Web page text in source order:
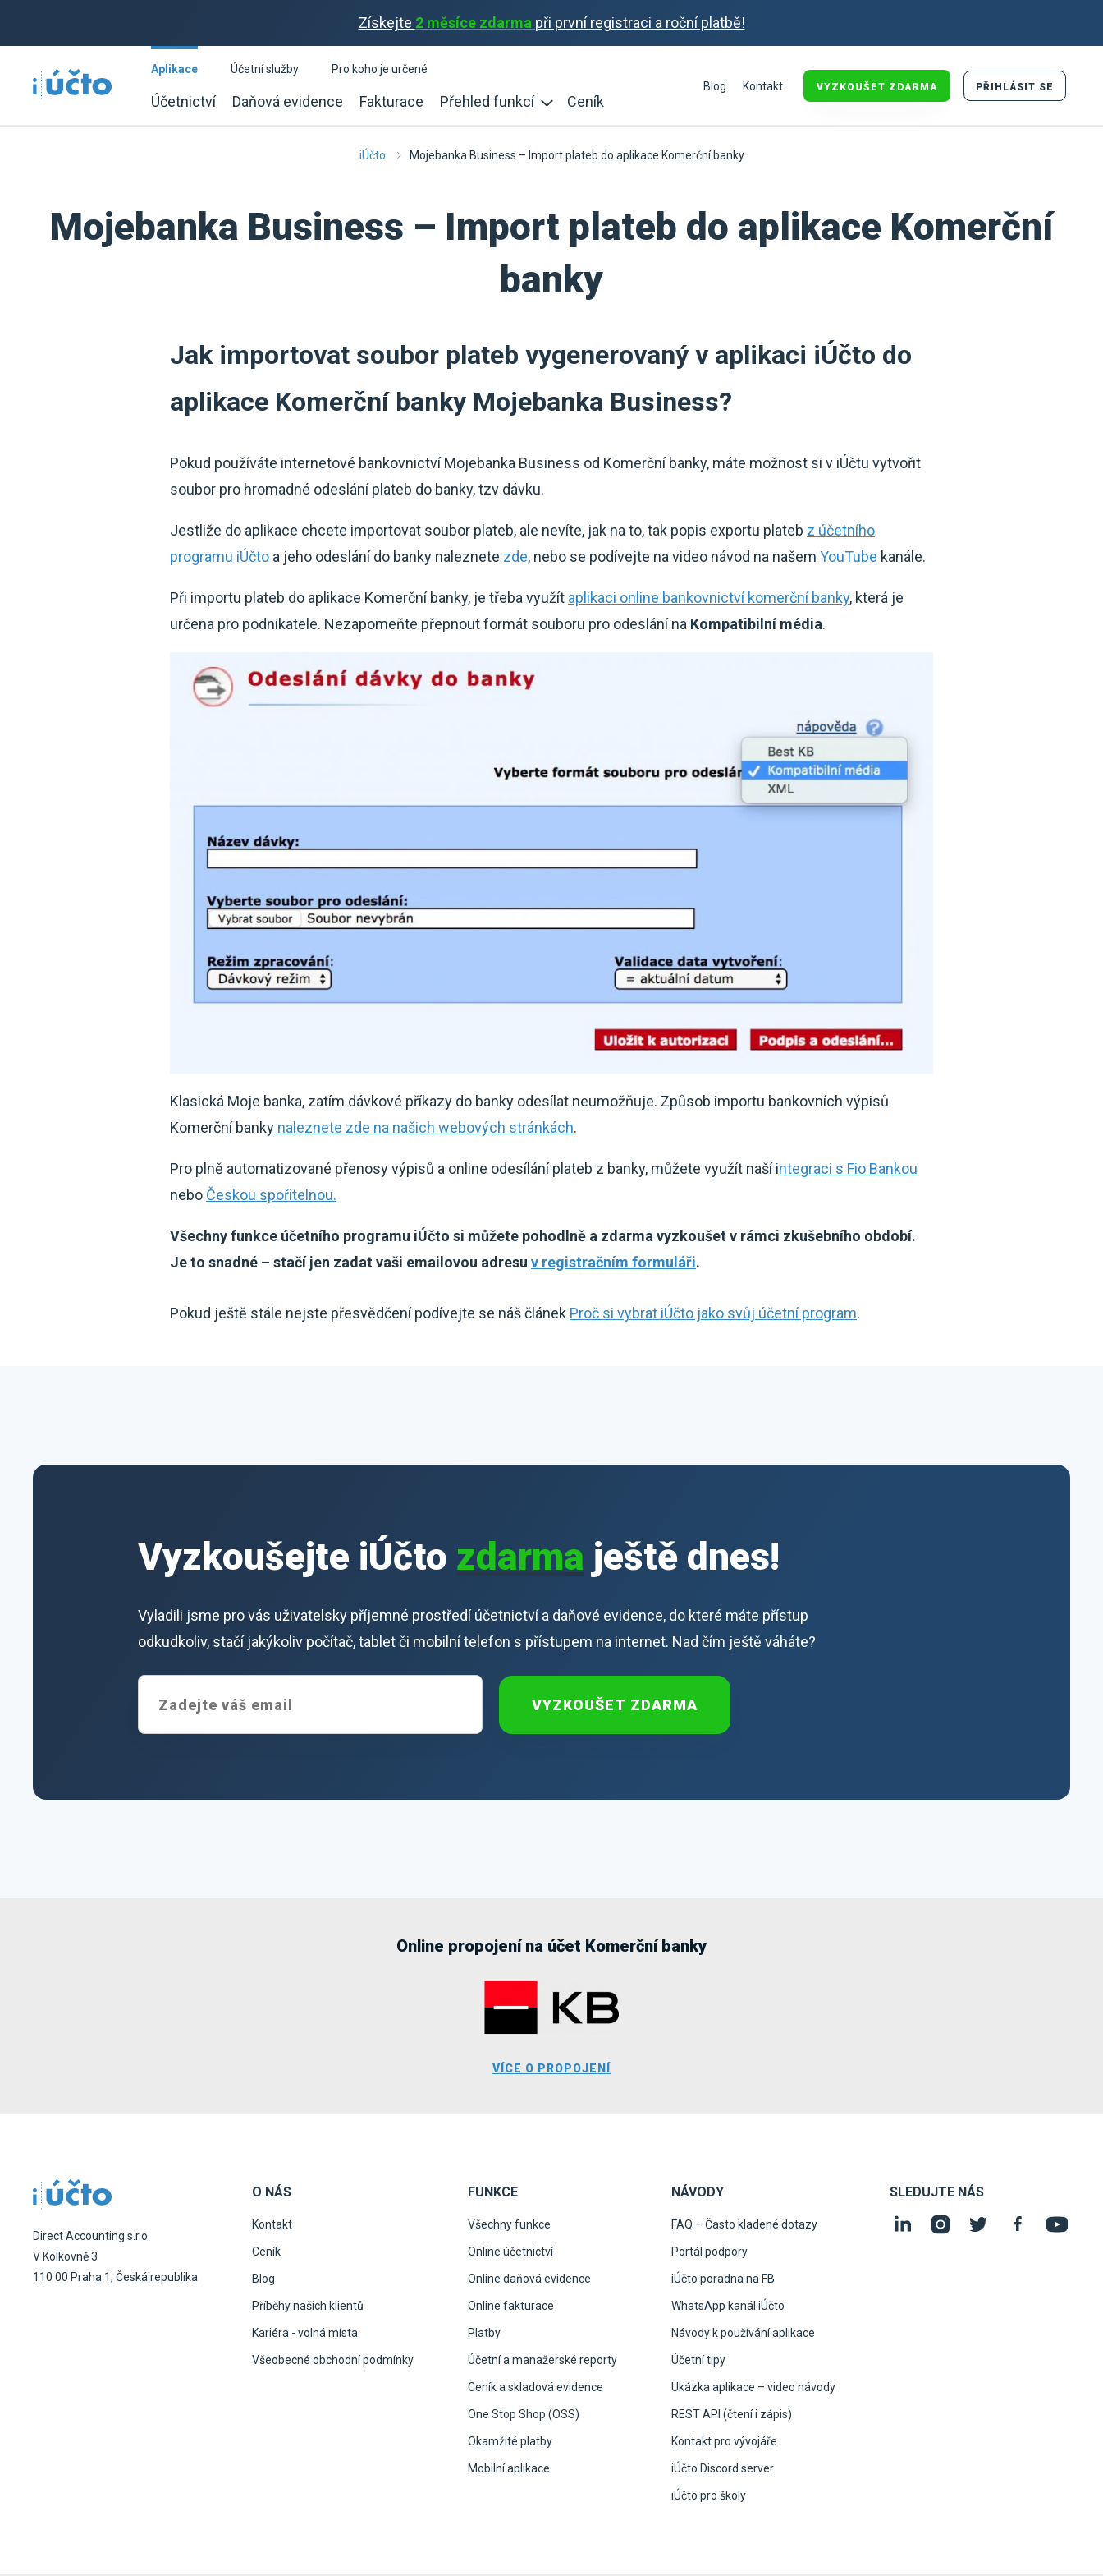
Získejte 2 měsíce zdarma při první registraci a roční platbě!
Aplikace
Účetnictví Daňová evidence Fakturace Přehled funkcí Ceník
Účetní služby
Pro koho je určené
Blog
Kontakt VYZKOUŠET ZDARMA PŘIHLÁSIT SE
iÚčto Mojebanka Business – Import plateb do aplikace Komerční banky
Mojebanka Business – Import plateb do aplikace Komerční
banky
Jak importovat soubor plateb vygenerovaný v aplikaci iÚčto do
aplikace Komerční banky Mojebanka Business?
Pokud používáte internetové bankovnictví Mojebanka Business od Komerční banky, máte možnost si v iÚčtu vytvořit
soubor pro hromadné odeslání plateb do banky, tzv dávku.
Jestliže do aplikace chcete importovat soubor plateb, ale nevíte, jak na to, tak popis exportu plateb z účetního
programu iÚčto a jeho odeslání do banky naleznete zde, nebo se podívejte na video návod na našem YouTube kanále.
Při importu plateb do aplikace Komerční banky, je třeba využít aplikaci online bankovnictví komerční banky, která je
určena pro podnikatele. Nezapomeňte přepnout formát souboru pro odeslání na Kompatibilní média.
Klasická Moje banka, zatím dávkové příkazy do banky odesílat neumožňuje. Způsob importu bankovních výpisů
Komerční banky naleznete zde na našich webových stránkách.
Pro plně automatizované přenosy výpisů a online odesílání plateb z banky, můžete využít naší integraci s Fio Bankou
nebo Českou spořitelnou.
Všechny funkce účetního programu iÚčto si můžete pohodlně a zdarma vyzkoušet v rámci zkušebního období.
Je to snadné – stačí jen zadat vaši emailovou adresu v registračním formuláři.
Pokud ještě stále nejste přesvědčení podívejte se náš článek Proč si vybrat iÚčto jako svůj účetní program.
Vyzkoušejte iÚčto zdarma ještě dnes!
Vyladili jsme pro vás uživatelsky příjemné prostředí účetnictví a daňové evidence, do které máte přístup
odkudkoliv, stačí jakýkoliv počítač, tablet či mobilní telefon s přístupem na internet. Nad čím ještě váháte?
VYZKOUŠET ZDARMA
Online propojení na účet Komerční banky
VÍCE O PROPOJENÍ
Direct Accounting s.r.o.
V Kolkovně 3
110 00 Praha 1, Česká republika
O NÁS
Kontakt
Ceník
Blog
Příběhy našich klientů
Kariéra - volná místa
Všeobecné obchodní podmínky
FUNKCE
Všechny funkce
Online účetnictví
Online daňová evidence
Online fakturace
Platby
Účetní a manažerské reporty
Ceník a skladová evidence
One Stop Shop (OSS)
Okamžité platby
Mobilní aplikace
NÁVODY
FAQ – Často kladené dotazy
Portál podpory
iÚčto poradna na FB
WhatsApp kanál iÚčto
Návody k používání aplikace
Účetní tipy
Ukázka aplikace – video návody
REST API (čtení i zápis)
Kontakt pro vývojáře
iÚčto Discord server
iÚčto pro školy
SLEDUJTE NÁS